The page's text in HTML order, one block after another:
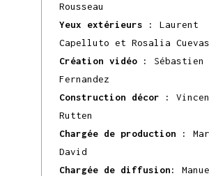
Rousseau
Yeux extérieurs :
Laurent
Capelluto et Rosalia Cuevas
Création vidéo :
Sébastien
Fernandez
Construction décor :
Rutten
Chargée de production :
David
Chargée de diffusion: